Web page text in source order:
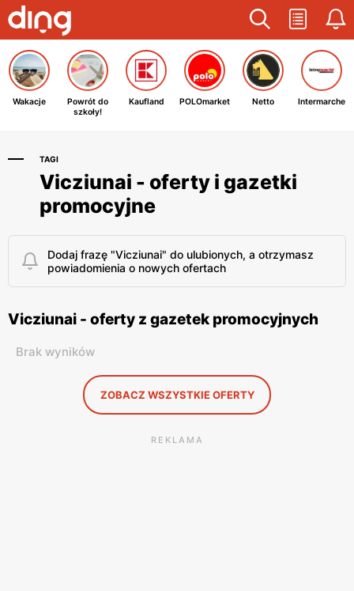
Wakacje
Powrót do
szkoły!
Kaufland POLOmarket Netto Intermarche
TAGI
Vicziunai - oferty i gazetki
promocyjne
Dodaj frazę "Vicziunai" do ulubionych, a otrzymasz
powiadomienia o nowych ofertach
Vicziunai - oferty z gazetek promocyjnych
Brak wyników
ZOBACZ WSZYSTKIE OFERTY
REKLAMA